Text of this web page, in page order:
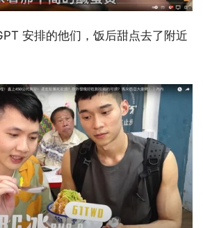
安排的他们，饭后甜点去了附近